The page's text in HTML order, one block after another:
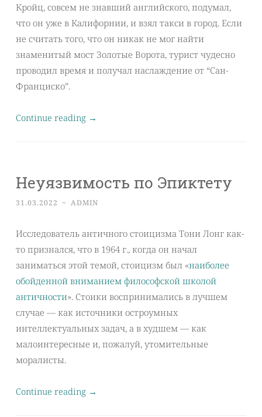
Кройц, совсем не знавший английского, подумал,
что он уже в Калифорнии, и взял такси в город. Если
не считать того, что он никак не мог найти
знаменитый мост Золотые Ворота, турист чудесно
проводил время и получал наслаждение от “Сан-
Франциско”.
Continue reading →
Неуязвимость по Эпиктету
31.03.2022 ~ ADMIN
Исследователь античного стоицизма Тони Лонг как-
то признался, что в 1964 г., когда он начал
заниматься этой темой, стоицизм был «наиболее
обойденной вниманием философской школой
античности». Стоики воспринимались в лучшем
случае — как источники остроумных
интеллектуальных задач, а в худшем — как
малоинтересные и, пожалуй, утомительные
моралисты.
Continue reading →